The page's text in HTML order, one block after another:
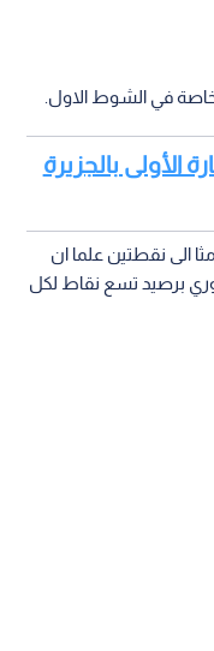
في الشوط الاول.
الأولى بالجزيرة
الى نقطتين علما ان
برصيد تسع نقاط لكل